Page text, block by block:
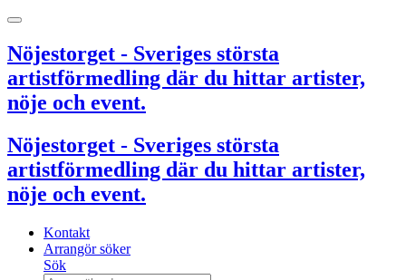
Nöjestorget - Sveriges största
artistförmedling där du hittar artister,
nöje och event.
Nöjestorget - Sveriges största
artistförmedling där du hittar artister,
nöje och event.
Kontakt
Arrangör söker
Sök